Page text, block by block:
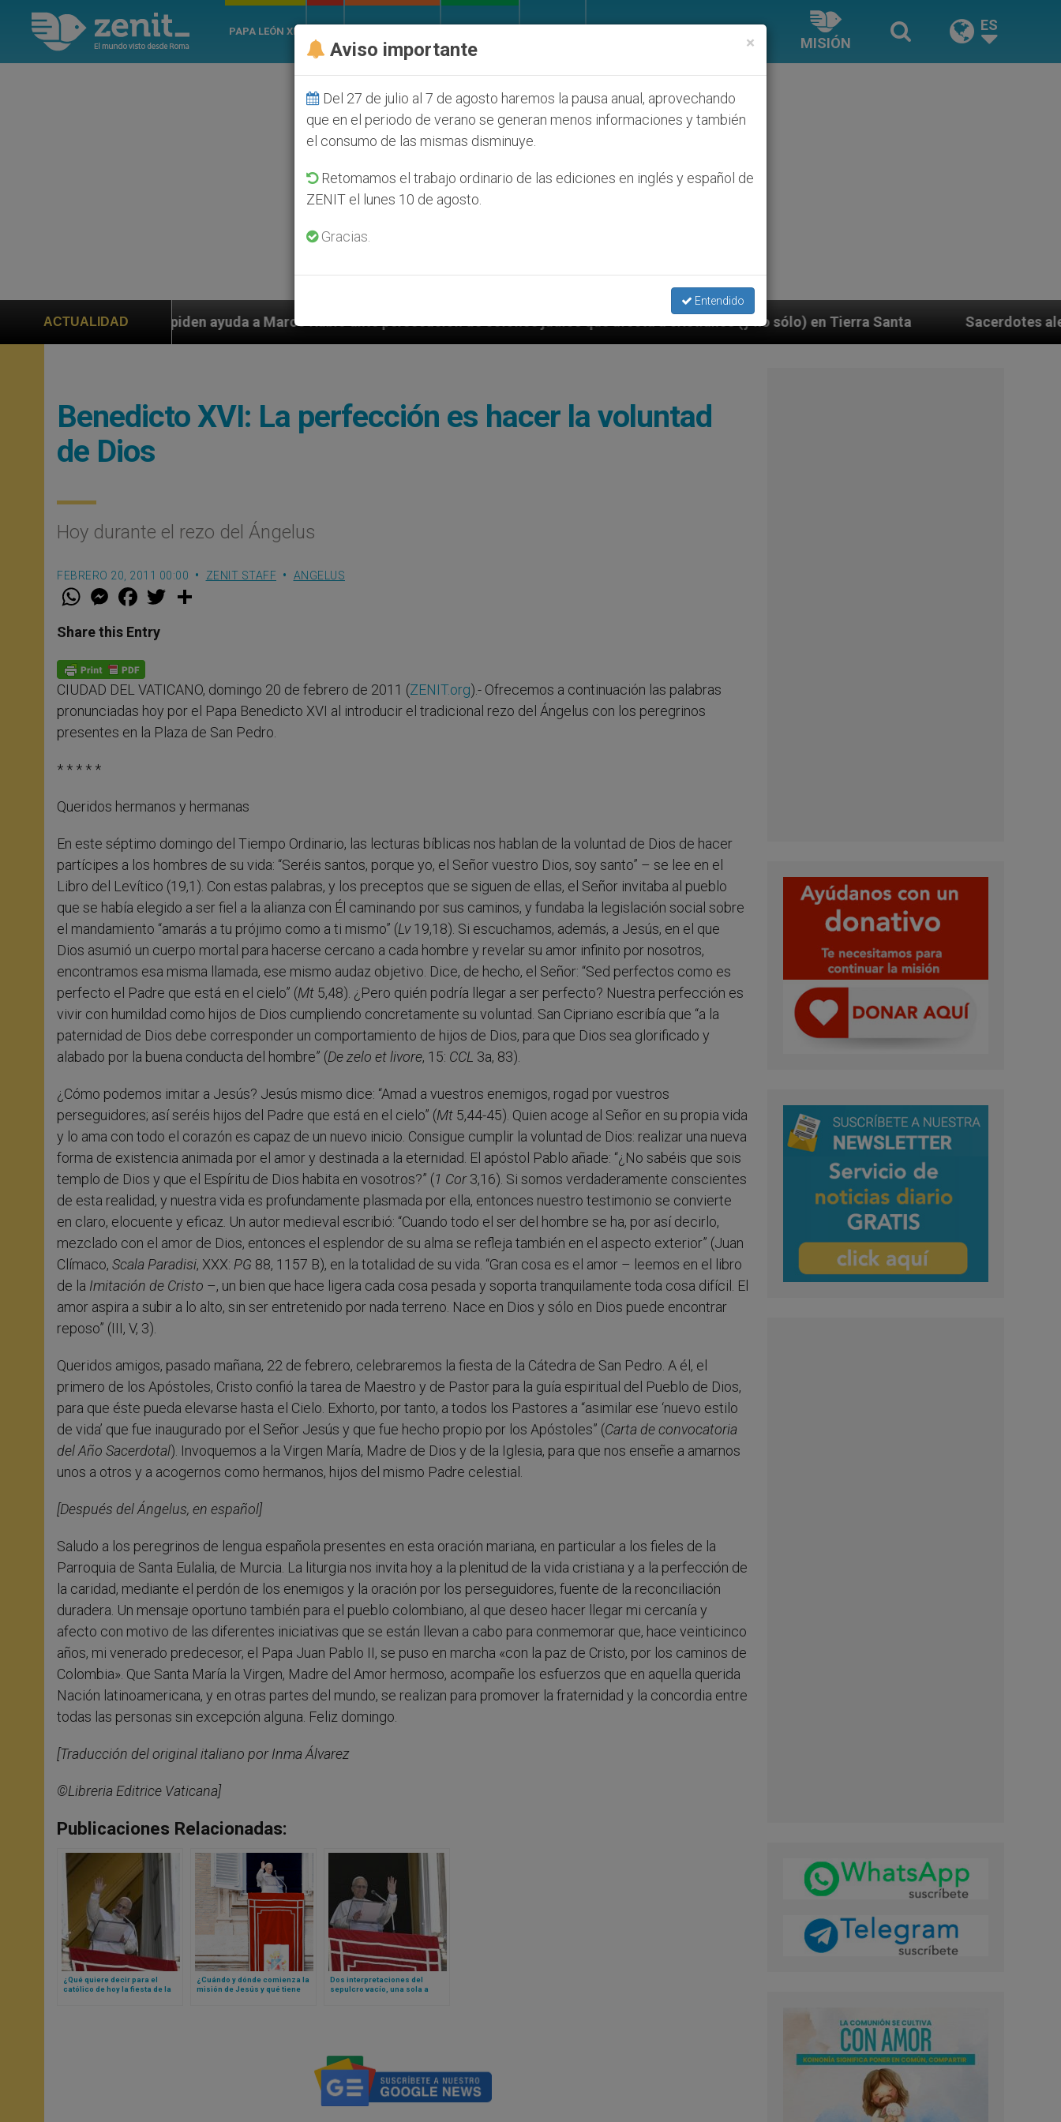
PAPA LEÓN XIV
MISIÓN
ES
ACTUALIDAD
piden ayuda a Marco Rubio ante persecución de colonos judíos que afecta a cristianos (y no sólo) en Tierra Santa Sacerdotes alemanes fieles al Papa
Benedicto XVI: La perfección es hacer la voluntad
de Dios
Hoy durante el rezo del Ángelus
FEBRERO 20, 2011 00:00 ZENIT STAFF ANGELUS
W
t
s
p
p
M
e
s
e
g
e
r
F
a
e
b
o
k
w
Share this Entry
CIUDAD DEL VATICANO, domingo 20 de febrero de 2011 (ZENIT.org).- Ofrecemos a continuación las palabras
pronunciadas hoy por el Papa Benedicto XVI al introducir el tradicional rezo del Ángelus con los peregrinos
presentes en la Plaza de San Pedro.
* * * * *
Queridos hermanos y hermanas
En este séptimo domingo del Tiempo Ordinario, las lecturas bíblicas nos hablan de la voluntad de Dios de hacer
partícipes a los hombres de su vida: “Seréis santos, porque yo, el Señor vuestro Dios, soy santo” – se lee en el
Libro del Levítico (19,1). Con estas palabras, y los preceptos que se siguen de ellas, el Señor invitaba al pueblo
que se había elegido a ser fiel a la alianza con Él caminando por sus caminos, y fundaba la legislación social sobre
el mandamiento “amarás a tu prójimo como a ti mismo” (Lv19,18). Si escuchamos, además, a Jesús, en el que
Dios asumió un cuerpo mortal para hacerse cercano a cada hombre y revelar su amor infinito por nosotros,
encontramos esa misma llamada, ese mismo audaz objetivo. Dice, de hecho, el Señor: “Sed perfectos como es
perfecto el Padre que está en el cielo” (Mt 5,48). ¿Pero quién podría llegar a ser perfecto? Nuestra perfección es
vivir con humildad como hijos de Dios cumpliendo concretamente su voluntad. San Cipriano escribía que “a la
paternidad de Dios debe corresponder un comportamiento de hijos de Dios, para que Dios sea glorificado y
alabado por la buena conducta del hombre” (De zelo et livore, 15: CCL 3a, 83).
¿Cómo podemos imitar a Jesús? Jesús mismo dice: “Amad a vuestros enemigos, rogad por vuestros
perseguidores; así seréis hijos del Padre que está en el cielo” (Mt 5,44-45). Quien acoge al Señor en su propia vida
y lo ama con todo el corazón es capaz de un nuevo inicio. Consigue cumplir la voluntad de Dios: realizar una nueva
forma de existencia animada por el amor y destinada a la eternidad. El apóstol Pablo añade: “¿No sabéis que sois
templo de Dios y que el Espíritu de Dios habita en vosotros?” (1 Cor3,16). Si somos verdaderamente conscientes
de esta realidad, y nuestra vida es profundamente plasmada por ella, entonces nuestro testimonio se convierte
en claro, elocuente y eficaz. Un autor medieval escribió: “Cuando todo el ser del hombre se ha, por así decirlo,
mezclado con el amor de Dios, entonces el esplendor de su alma se refleja también en el aspecto exterior” (Juan
Clímaco, Scala Paradisi, XXX: PG 88, 1157 B), en la totalidad de su vida. “Gran cosa es el amor – leemos en el libro
de la Imitación de Cristo –, un bien que hace ligera cada cosa pesada y soporta tranquilamente toda cosa difícil. El
amor aspira a subir a lo alto, sin ser entretenido por nada terreno. Nace en Dios y sólo en Dios puede encontrar
reposo” (III, V, 3).
Queridos amigos, pasado mañana, 22 de febrero, celebraremos la fiesta de la Cátedra de San Pedro. A él, el
primero de los Apóstoles, Cristo confió la tarea de Maestro y de Pastor para la guía espiritual del Pueblo de Dios,
para que éste pueda elevarse hasta el Cielo. Exhorto, por tanto, a todos los Pastores a “asimilar ese ‘nuevo estilo
de vida’ que fue inaugurado por el Señor Jesús y que fue hecho propio por los Apóstoles” (Carta de convocatoria
del Año Sacerdotal). Invoquemos a la Virgen María, Madre de Dios y de la Iglesia, para que nos enseñe a amarnos
unos a otros y a acogernos como hermanos, hijos del mismo Padre celestial.
[Después del Ángelus, en español]
Saludo a los peregrinos de lengua española presentes en esta oración mariana, en particular a los fieles de la
Parroquia de Santa Eulalia, de Murcia. La liturgia nos invita hoy a la plenitud de la vida cristiana y a la perfección de
la caridad, mediante el perdón de los enemigos y la oración por los perseguidores, fuente de la reconciliación
duradera. Un mensaje oportuno también para el pueblo colombiano, al que deseo hacer llegar mi cercanía y
afecto con motivo de las diferentes iniciativas que se están llevan a cabo para conmemorar que, hace veinticinco
años, mi venerado predecesor, el Papa Juan Pablo II, se puso en marcha «con la paz de Cristo, por los caminos de
Colombia». Que Santa María la Virgen, Madre del Amor hermoso, acompañe los esfuerzos que en aquella querida
Nación latinoamericana, y en otras partes del mundo, se realizan para promover la fraternidad y la concordia entre
todas las personas sin excepción alguna. Feliz domingo.
[Traducción del original italiano por Inma Álvarez
©Libreria Editrice Vaticana]
Publicaciones Relacionadas:
¿Qué quiere decir para el
católico de hoy la fiesta de la
¿Cuándo y dónde comienza la
misión de Jesús y qué tiene
Dos interpretaciones del
sepulcro vacío, una sola a
×
Aviso importante
Del 27 de julio al 7 de agosto haremos la pausa anual, aprovechando
que en el periodo de verano se generan menos informaciones y también
el consumo de las mismas disminuye.
Retomamos el trabajo ordinario de las ediciones en inglés y español de
ZENIT el lunes 10 de agosto.
Gracias.
Entendido